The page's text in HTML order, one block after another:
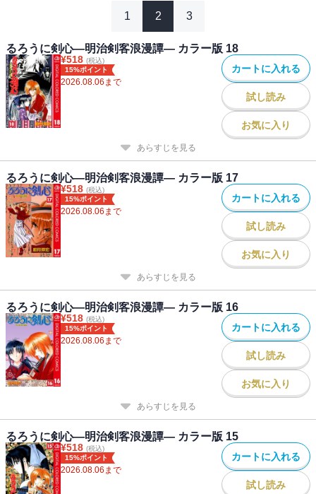
1 2 3
るろうに剣心―明治剣客浪漫譚― カラー版 18
¥518 (税込)
15%ポイント
2026.08.06 まで
カートに入れる
試し読み
お気に入り
あらすじを見る
るろうに剣心―明治剣客浪漫譚― カラー版 17
¥518 (税込)
15%ポイント
2026.08.06 まで
カートに入れる
試し読み
お気に入り
あらすじを見る
るろうに剣心―明治剣客浪漫譚― カラー版 16
¥518 (税込)
15%ポイント
2026.08.06 まで
カートに入れる
試し読み
お気に入り
あらすじを見る
るろうに剣心―明治剣客浪漫譚― カラー版 15
¥518 (税込)
15%ポイント
2026.08.06 まで
カートに入れる
試し読み